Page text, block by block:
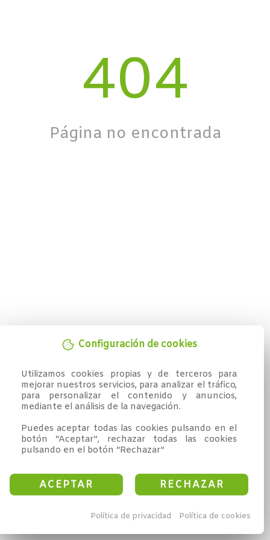
Configuración de cookies
Utilizamos cookies propias y de terceros para
mejorar nuestros servicios, para analizar el tráfico,
para personalizar el contenido y anuncios,
mediante el análisis de la navegación.
Puedes aceptar todas las cookies pulsando en el
botón “Aceptar”, rechazar todas las cookies
pulsando en el botón “Rechazar”
ACEPTAR RECHAZAR
Política de privacidad Política de cookies
404
Página no encontrada